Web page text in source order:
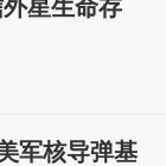
星生命存
军核导弹基